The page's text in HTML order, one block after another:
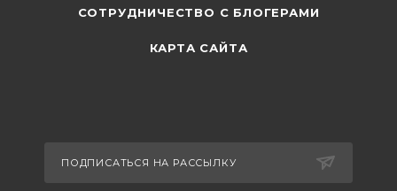
СОТРУДНИЧЕСТВО С БЛОГЕРАМИ
КАРТА САЙТА
ПОДПИСАТЬСЯ НА РАССЫЛКУ